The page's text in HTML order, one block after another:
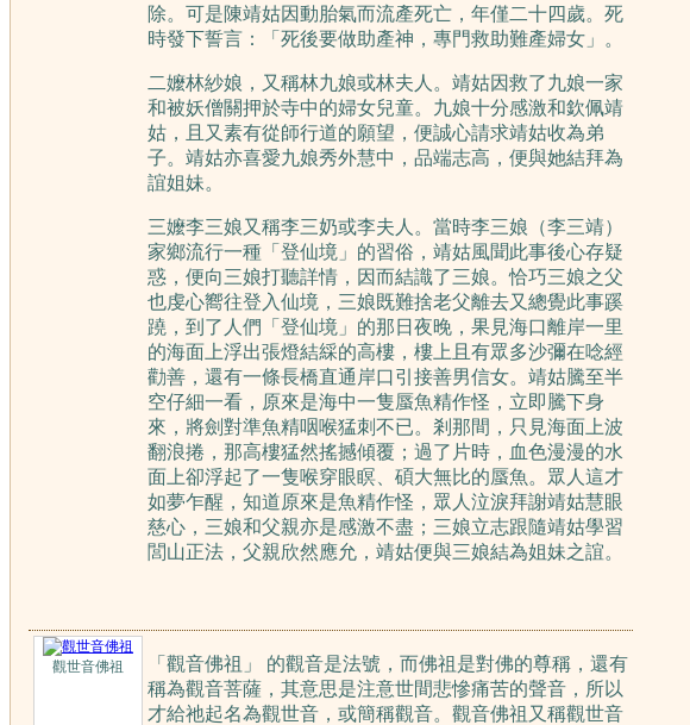
除。可是陳靖姑因動胎氣而流產死亡，年僅二十四歲。死
時發下誓言：「死後要做助產神，專門救助難產婦女」。
二嬤林紗娘，又稱林九娘或林夫人。靖姑因救了九娘一家
和被妖僧關押於寺中的婦女兒童。九娘十分感激和欽佩靖
姑，且又素有從師行道的願望，便誠心請求靖姑收為弟
子。靖姑亦喜愛九娘秀外慧中，品端志高，便與她結拜為
誼姐妹。
三嬤李三娘又稱李三奶或李夫人。當時李三娘（李三靖）
家鄉流行一種「登仙境」的習俗，靖姑風聞此事後心存疑
惑，便向三娘打聽詳情，因而結識了三娘。恰巧三娘之父
也虔心嚮往登入仙境，三娘既難捨老父離去又總覺此事蹊
蹺，到了人們「登仙境」的那日夜晚，果見海口離岸一里
的海面上浮出張燈結綵的高樓，樓上且有眾多沙彌在唸經
勸善，還有一條長橋直通岸口引接善男信女。靖姑騰至半
空仔細一看，原來是海中一隻蜃魚精作怪，立即騰下身
來，將劍對準魚精咽喉猛刺不已。剎那間，只見海面上波
翻浪捲，那高樓猛然搖撼傾覆；過了片時，血色漫漫的水
面上卻浮起了一隻喉穿眼瞑、碩大無比的蜃魚。眾人這才
如夢乍醒，知道原來是魚精作怪，眾人泣淚拜謝靖姑慧眼
慈心，三娘和父親亦是感激不盡；三娘立志跟隨靖姑學習
閭山正法，父親欣然應允，靖姑便與三娘結為姐妹之誼。
觀世音佛祖
「觀音佛祖」 的觀音是法號，而佛祖是對佛的尊稱，還有
稱為觀音菩薩，其意思是注意世間悲慘痛苦的聲音，所以
才給祂起名為觀世音，或簡稱觀音。觀音佛祖又稱觀世音